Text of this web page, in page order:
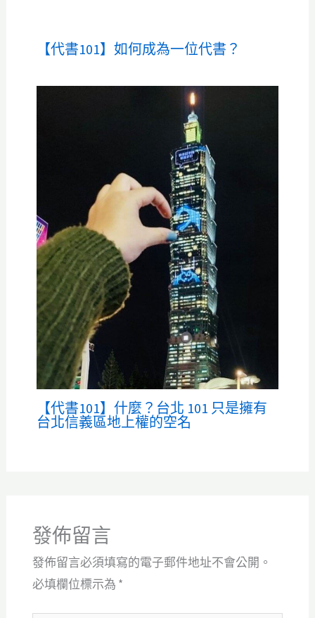
【代書101】如何成為一位代書？
【代書101】什麼？台北 101 只是擁有
台北信義區地上權的空名
發佈留言
發佈留言必須填寫的電子郵件地址不會公開。
必填欄位標示為 *